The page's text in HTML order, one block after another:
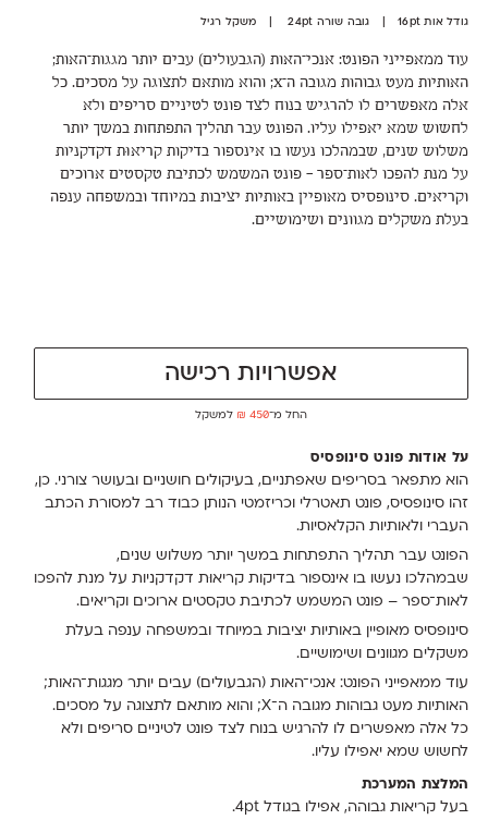
גודל אות 16pt | גובה שורה 24pt | משקל רגיל
עוד ממאפייני הפונט: אנכי־האות (הגבעולים) עבים יותר מגגות־האות;
האותיות מעט גבוהות מגובה ה־X; והוא מותאם לתצוגה על מסכים. כל
אלה מאפשרים לו להרגיש בנוח לצד פונט לטיניים סריפים ולא
לחשוש שמא יאפילו עליו. הפונט עבר תהליך התפתחות במשך יותר
משלוש שנים, שבמהלכו נעשו בו אינספור בדיקות קריאוּת דקדקניות
על מנת להפכו לאות־ספר – פונט המשמש לכתיבת טקסטים ארוכים
וקריאים. סינופסיס מאופיין באותיות יציבות במיוחד ובמשפחה ענפה
בעלת משקלים מגוונים ושימושיים.
אפשרויות רכישה
החל מ־450
₪ למשקל
על אודות פונט סינופסיס
הוא מתפאר בסריפים שאפתניים, בעיקולים חושניים ובעושר צורני. כן,
זהו סינופסיס, פונט תאטרלי וכריזמטי הנותן כבוד רב למסורת הכתב
העברי ולאותיות הקלאסיות.
הפונט עבר תהליך התפתחות במשך יותר משלוש שנים,
שבמהלכו נעשו בו אינספור בדיקות קריאוּת דקדקניות על מנת להפכו
לאות־ספר – פונט המשמש לכתיבת טקסטים ארוכים וקריאים.
סינופסיס מאופיין באותיות יציבות במיוחד ובמשפחה ענפה בעלת
משקלים מגוונים ושימושיים.
עוד ממאפייני הפונט: אנכי־האות (הגבעולים) עבים יותר מגגות־האות;
האותיות מעט גבוהות מגובה ה־X; והוא מותאם לתצוגה על מסכים.
כל אלה מאפשרים לו להרגיש בנוח לצד פונט לטיניים סריפים ולא
לחשוש שמא יאפילו עליו.
המלצת המערכת
בעל קריאות גבוהה, אפילו בגודל 4pt.